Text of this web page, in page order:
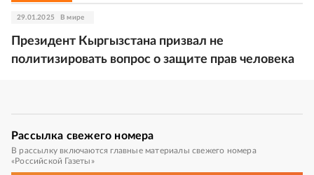
29.01.2025 В мире
Президент Кыргызстана призвал не
политизировать вопрос о защите прав человека
Рассылка свежего номера
В рассылку включаются главные материалы свежего номера
«Российской Газеты»